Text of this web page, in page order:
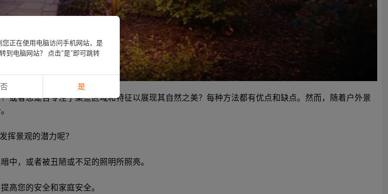
者您是否专注于某些区域和特征以展现其自然之美？每种方法都有优点和缺点。然而，随着户外景
挥景观的潜力呢？
中，或者被丑陋或不足的照明所照亮。
高您的安全和家庭安全。
您正在使用电脑访问手机网站，是
到电脑网站？ 点击“是”即可跳转
否 是